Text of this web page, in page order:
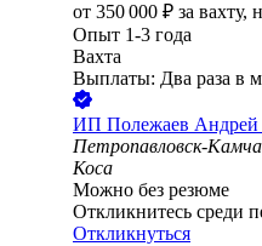
от 350 000 ₽ за вахту,
Опыт 1-3 года
Вахта
Выплаты: Два раза в
ИП Полежаев Андрей
Петропавловск-
Коса
Можно без резюме
Откликнитесь среди
Откликнуться